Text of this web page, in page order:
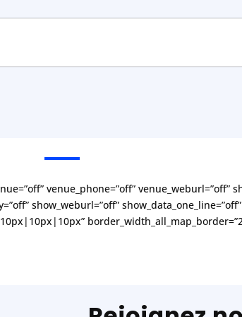
venue_phone=”off” venue_weburl=”off”
show_weburl=”off”